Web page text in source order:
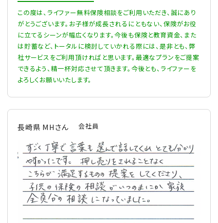
この度は、ライファー無料保険相談をご利用いただき、誠にあり
がとうございます。お子様が成長されるにともない、保険がお役
に立てるシーンが幅広くなります。今後も保険と教育資金、また
は貯蓄など、トータルに検討していかれる際には、是非とも、弊
社サービスをご利用頂ければと思います。最適なプランをご提案
できるよう、精一杯対応させて頂きます。今後とも、ライファーを
よろしくお願いいたします。
長崎県 MHさん 会社員